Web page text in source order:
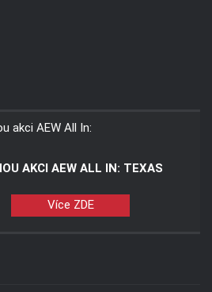
AKCI AEW ALL IN: TEXAS
Více ZDE